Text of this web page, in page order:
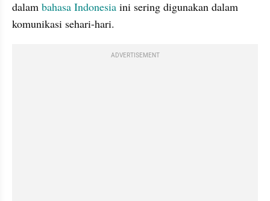
dalam bahasa Indonesia ini sering digunakan dalam
komunikasi sehari-hari.
ADVERTISEMENT